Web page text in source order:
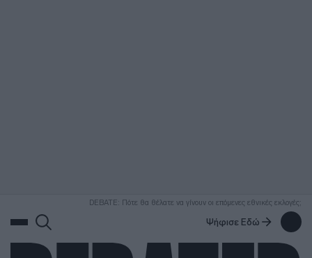
DEBATE: Πότε θα θέλατε να γίνουν οι επόμενες εθνικές εκλογές;
Ψήφισε Εδώ